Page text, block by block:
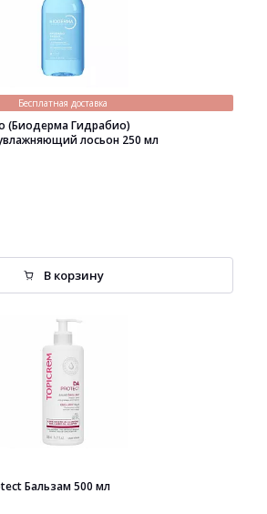
Бесплатная доставка
(Биодерма Гидрабио)
лосьон 250 мл
В корзину
Бальзам 500 мл